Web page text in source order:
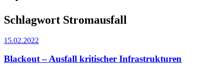
Schlagwort Stromausfall
15.02.2022
Blackout – Ausfall kritischer Infrastrukturen